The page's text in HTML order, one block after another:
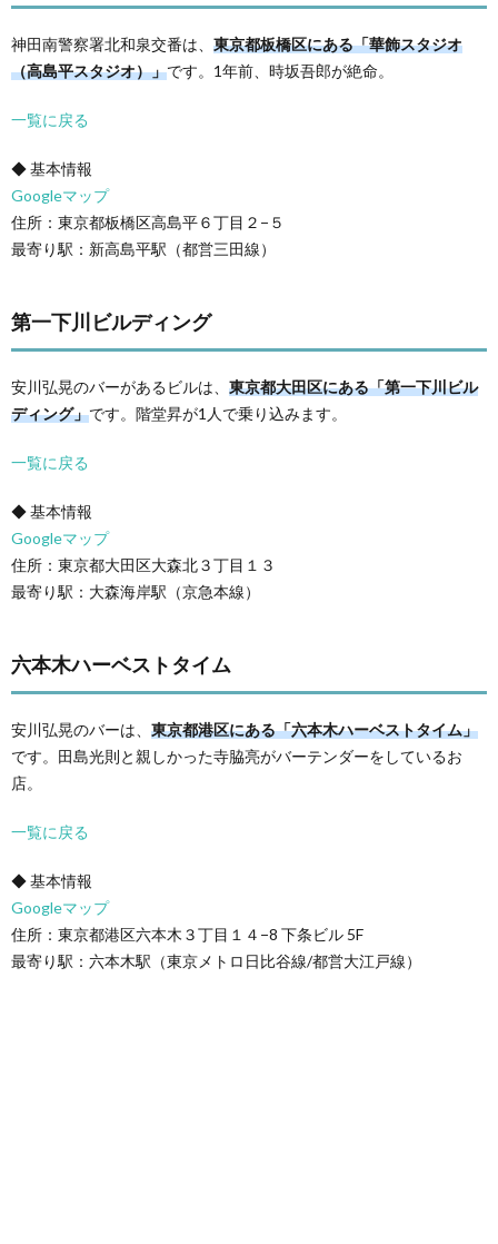
神田南警察署北和泉交番は、 東京都板橋区にある「華飾スタジオ
（高島平スタジオ）」です。1年前、時坂吾郎が絶命。
一覧に戻る
◆ 基本情報
Googleマップ
住所：東京都板橋区高島平６丁目２−５
最寄り駅：新高島平駅（都営三田線）
第一下川ビルディング
安川弘晃のバーがあるビルは、 東京都大田区にある「第一下川ビル
ディング」です。階堂昇が1人で乗り込みます。
一覧に戻る
◆ 基本情報
Googleマップ
住所：東京都大田区大森北３丁目１３
最寄り駅：大森海岸駅（京急本線）
六本木ハーベストタイム
安川弘晃のバーは、 東京都港区にある「六本木ハーベストタイム」
です。田島光則と親しかった寺脇亮がバーテンダーをしているお
店。
一覧に戻る
◆ 基本情報
Googleマップ
住所：東京都港区六本木３丁目１４−8 下条ビル 5F
最寄り駅：六本木駅（東京メトロ日比谷線/都営大江戸線）